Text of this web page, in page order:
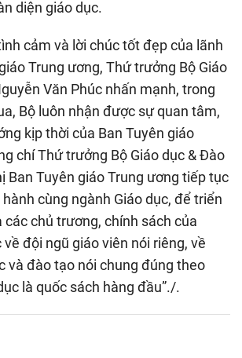
diện giáo dục.
cảm và lời chúc tốt đẹp của lãnh
Trung ương, Thứ trưởng Bộ Giáo
Văn Phúc nhấn mạnh, trong
Bộ luôn nhận được sự quan tâm,
kịp thời của Ban Tuyên giáo
chí Thứ trưởng Bộ Giáo dục & Đào
Ban Tuyên giáo Trung ương tiếp tục
cùng ngành Giáo dục, để triển
các chủ trương, chính sách của
đội ngũ giáo viên nói riêng, về
và đào tạo nói chung đúng theo
là quốc sách hàng đầu”./.